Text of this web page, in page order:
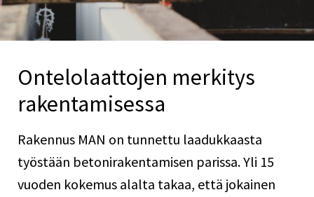
Ontelolaattojen merkitys
rakentamisessa
Rakennus MAN on tunnettu laadukkaasta
työstään betonirakentamisen parissa. Yli 15
vuoden kokemus alalta takaa, että jokainen